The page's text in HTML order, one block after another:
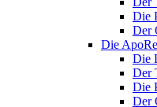
Die
Der
Die
Die
Der
Die
Der